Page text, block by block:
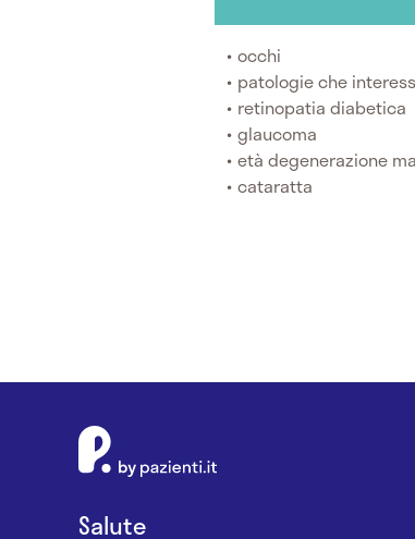
occhi
patologie che
retinopatia diabetica
glaucoma
età degenerazione
cataratta
Salute